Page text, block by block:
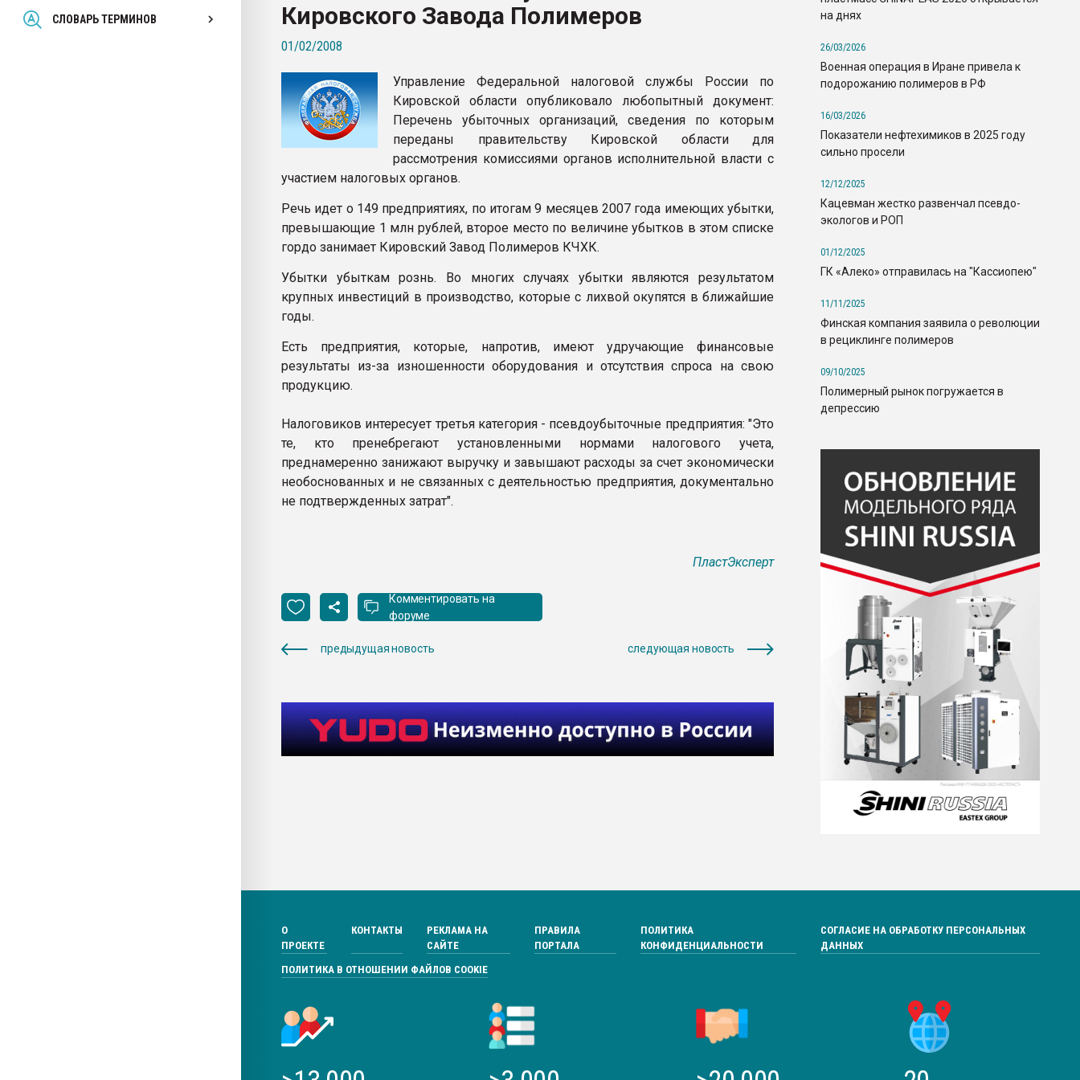
СЛОВАРЬ ТЕРМИНОВ
Всё, что касается выдува ПЭТ
бутылок
ПЕРЕЙТИ НА ФОРУМ
Кировского Завода Полимеров
01/02/2008
Управление Федеральной налоговой службы России по
Кировской области опубликовало любопытный документ:
Перечень убыточных организаций, сведения по которым
переданы правительству Кировской области для
рассмотрения комиссиями органов исполнительной власти с
участием налоговых органов.
Речь идет о 149 предприятиях, по итогам 9 месяцев 2007 года имеющих убытки,
превышающие 1 млн рублей, второе место по величине убытков в этом списке
гордо занимает Кировский Завод Полимеров КЧХК.
Убытки убыткам рознь. Во многих случаях убытки являются результатом
крупных инвестиций в производство, которые с лихвой окупятся в ближайшие
годы.
Есть предприятия, которые, напротив, имеют удручающие финансовые
результаты из-за изношенности оборудования и отсутствия спроса на свою
продукцию.
Налоговиков интересует третья категория - псевдоубыточные предприятия: "Это
те, кто пренебрегают установленными нормами налогового учета,
преднамеренно занижают выручку и завышают расходы за счет экономически
необоснованных и не связанных с деятельностью предприятия, документально
не подтвержденных затрат".
ПластЭксперт
Комментировать на
форуме
предыдущая новость следующая новость
на днях
26/03/2026
Военная операция в Иране привела к
подорожанию полимеров в РФ
16/03/2026
Показатели нефтехимиков в 2025 году
сильно просели
12/12/2025
Кацевман жестко развенчал псевдо-
экологов и РОП
01/12/2025
ГК «Алеко» отправилась на "Кассиопею"
11/11/2025
Финская компания заявила о революции
в рециклинге полимеров
09/10/2025
Полимерный рынок погружается в
депрессию
О
ПРОЕКТЕ
КОНТАКТЫ
РЕКЛАМА НА
САЙТЕ
ПРАВИЛА
ПОРТАЛА
ПОЛИТИКА
КОНФИДЕНЦИАЛЬНОСТИ
СОГЛАСИЕ НА ОБРАБОТКУ ПЕРСОНАЛЬНЫХ
ДАННЫХ
ПОЛИТИКА В ОТНОШЕНИИ ФАЙЛОВ COOKIE